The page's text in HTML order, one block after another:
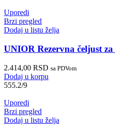
Uporedi
Brzi pregled
Dodaj u listu želja
UNIOR Rezervna čeljust
2.414,00 RSD sa PDVom
Dodaj u korpu
555.2/9
Uporedi
Brzi pregled
Dodaj u listu želja